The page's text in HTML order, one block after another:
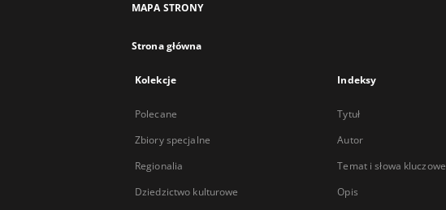
MAPA STRONY
Strona główna
Kolekcje
Polecane
Zbiory specjalne
Regionalia
Dziedzictwo kulturowe
Indeksy
Tytuł
Autor
Temat i słowa kluczowe
Opis